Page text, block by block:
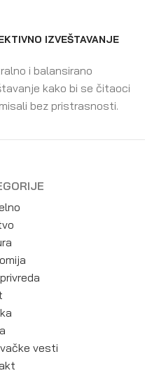
IZVEŠTAVANJE
i balansirano
kako bi se čitaoci
bez pristrasnosti.
vesti